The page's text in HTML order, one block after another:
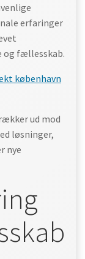
erfaringer
og fællesskab.
københavn
ud mod
løsninger,
nye